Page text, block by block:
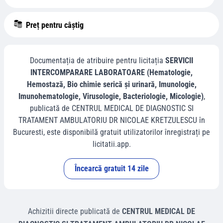
Preț pentru câștig
Documentația de atribuire pentru licitația SERVICII
INTERCOMPARARE LABORATOARE (Hematologie,
Hemostază, Bio chimie serică și urinară, Imunologie,
Imunohematologie, Virusologie, Bacteriologie, Micologie),
publicată de CENTRUL MEDICAL DE DIAGNOSTIC SI
TRATAMENT AMBULATORIU DR NICOLAE KRETZULESCU în
Bucuresti, este disponibilă gratuit utilizatorilor înregistrați pe
licitatii.app.
Încearcă gratuit 14 zile
Achizitii directe publicată de CENTRUL MEDICAL DE